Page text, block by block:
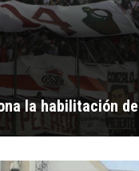
la habilitación